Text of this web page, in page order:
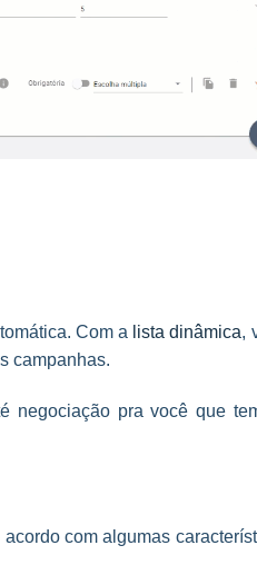
Com a lista dinâmica,
campanhas.
negociação pra você que
com algumas